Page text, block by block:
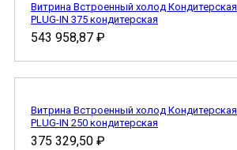
Витрина Встроенный холод Кондитерская
PLUG-IN 375 кондитерская
543 958,87 ₽
Витрина Встроенный холод Кондитерская
PLUG-IN 250 кондитерская
375 329,50 ₽